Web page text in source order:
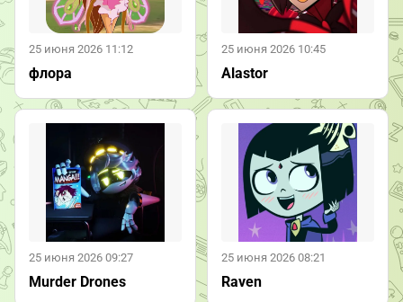
25 июня 2026 11:12
флора
25 июня 2026 10:45
Alastor
25 июня 2026 09:27
Murder Drones
25 июня 2026 08:21
Raven